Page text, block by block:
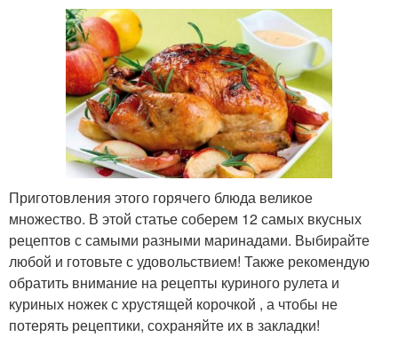
Курица с овощами Курица с грибами
Курица в сливках
Приготовления этого горячего блюда великое
множество. В этой статье соберем 12 самых вкусных
рецептов с самыми разными маринадами. Выбирайте
любой и готовьте с удовольствием! Также рекомендую
обратить внимание на рецепты куриного рулета и
куриных ножек с хрустящей корочкой , а чтобы не
потерять рецептики, сохраняйте их в закладки!